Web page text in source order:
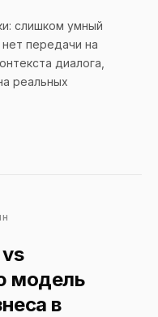
слишком умный
передачи на
диалога,
реальных
модель
в